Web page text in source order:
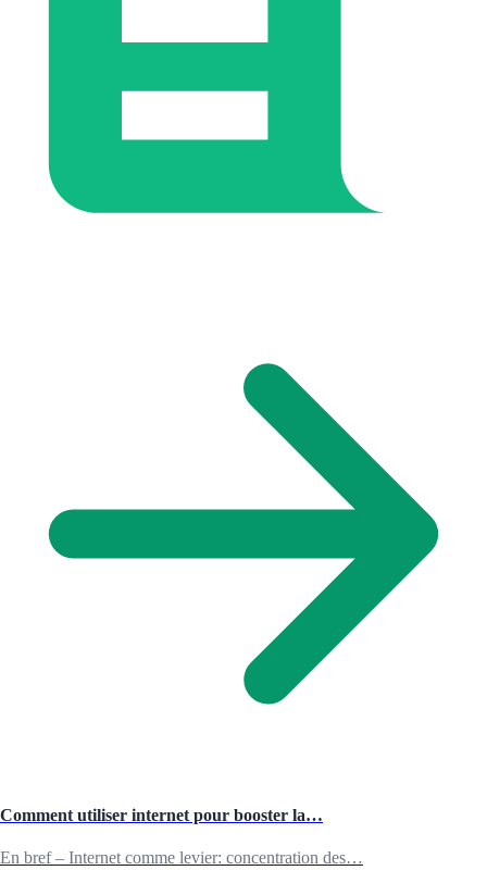
Comment utiliser internet pour booster la…
En bref – Internet comme levier: concentration des…